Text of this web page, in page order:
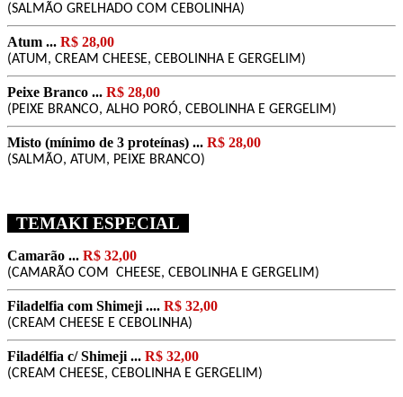
(SALMÃO GRELHADO COM CEBOLINHA)
Atum ... R$ 28,00
(ATUM, CREAM CHEESE, CEBOLINHA E GERGELIM)
Peixe Branco ... R$ 28,00
(PEIXE BRANCO, ALHO PORÓ, CEBOLINHA E GERGELIM)
Misto (mínimo de 3 proteínas) ... R$ 28,00
(SALMÃO, ATUM, PEIXE BRANCO)
TEMAKI ESPECIAL
Camarão ... R$ 32,00
(CAMARÃO COM CHEESE, CEBOLINHA E GERGELIM)
Filadelfia com Shimeji .... R$ 32,00
(CREAM CHEESE E CEBOLINHA)
Filadélfia c/ Shimeji ... R$ 32,00
(CREAM CHEESE, CEBOLINHA E GERGELIM)